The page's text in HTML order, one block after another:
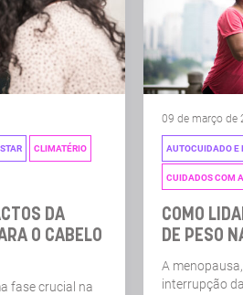
CLIMATÉRIO
DA
O CABELO
fase crucial na
09 de março de
AUTOCUIDADO E
CUIDADOS COM
COMO
DE PESO
A
interrupção